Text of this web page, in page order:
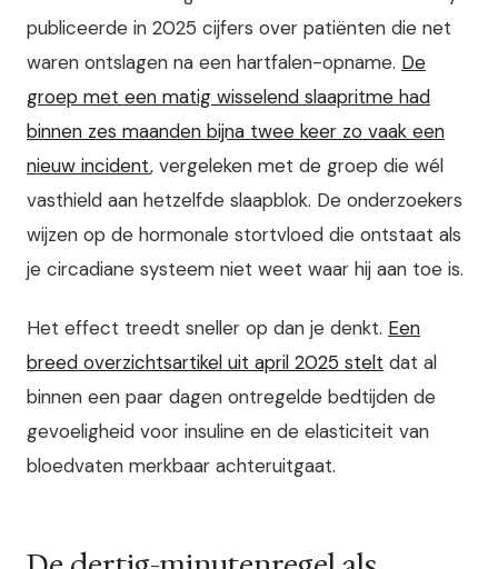
publiceerde in 2025 cijfers over patiënten die net
waren ontslagen na een hartfalen-opname. De
groep met een matig wisselend slaapritme had
binnen zes maanden bijna twee keer zo vaak een
nieuw incident, vergeleken met de groep die wél
vasthield aan hetzelfde slaapblok. De onderzoekers
wijzen op de hormonale stortvloed die ontstaat als
je circadiane systeem niet weet waar hij aan toe is.
Het effect treedt sneller op dan je denkt. Een
breed overzichtsartikel uit april 2025 stelt dat al
binnen een paar dagen ontregelde bedtijden de
gevoeligheid voor insuline en de elasticiteit van
bloedvaten merkbaar achteruitgaat.